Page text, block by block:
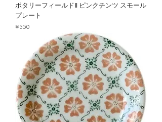
ポタリーフィールドⅡ ピンクチンツ スモール
プレート
Price
¥550